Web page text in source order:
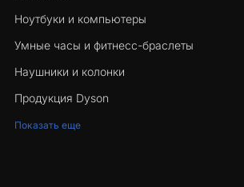
Ноутбуки и компьютеры
Умные часы и фитнесс-браслеты
Наушники и колонки
Продукция Dyson
Показать еще